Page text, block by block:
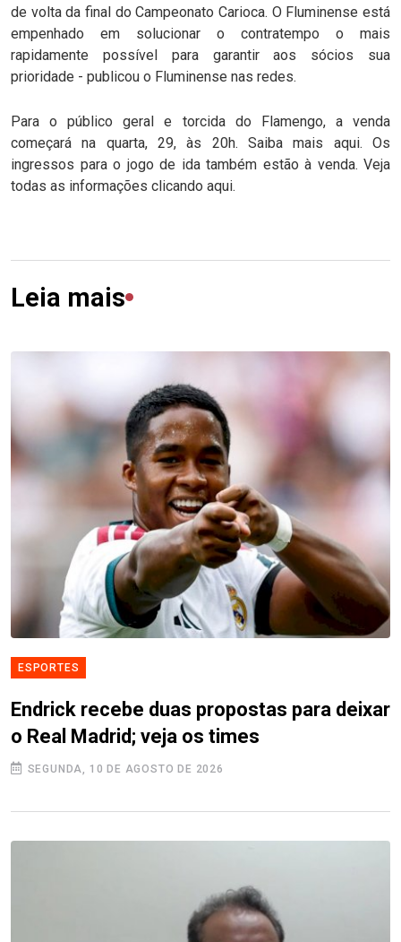
de volta da final do Campeonato Carioca. O Fluminense está
empenhado em solucionar o contratempo o mais
rapidamente possível para garantir aos sócios sua
prioridade - publicou o Fluminense nas redes.
Para o público geral e torcida do Flamengo, a venda
começará na quarta, 29, às 20h. Saiba mais aqui. Os
ingressos para o jogo de ida também estão à venda. Veja
todas as informações clicando aqui.
Leia mais
ESPORTES
Endrick recebe duas propostas para deixar
o Real Madrid; veja os times
SEGUNDA, 10 DE AGOSTO DE 2026